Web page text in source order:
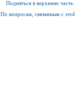
Подняться в верхнюю часть
По вопросам, связанным с